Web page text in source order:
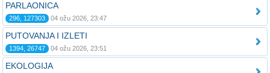
PARLAONICA
296, 127303 04 ožu 2026, 23:47
PUTOVANJA I IZLETI
1394, 26747 04 ožu 2026, 23:51
EKOLOGIJA